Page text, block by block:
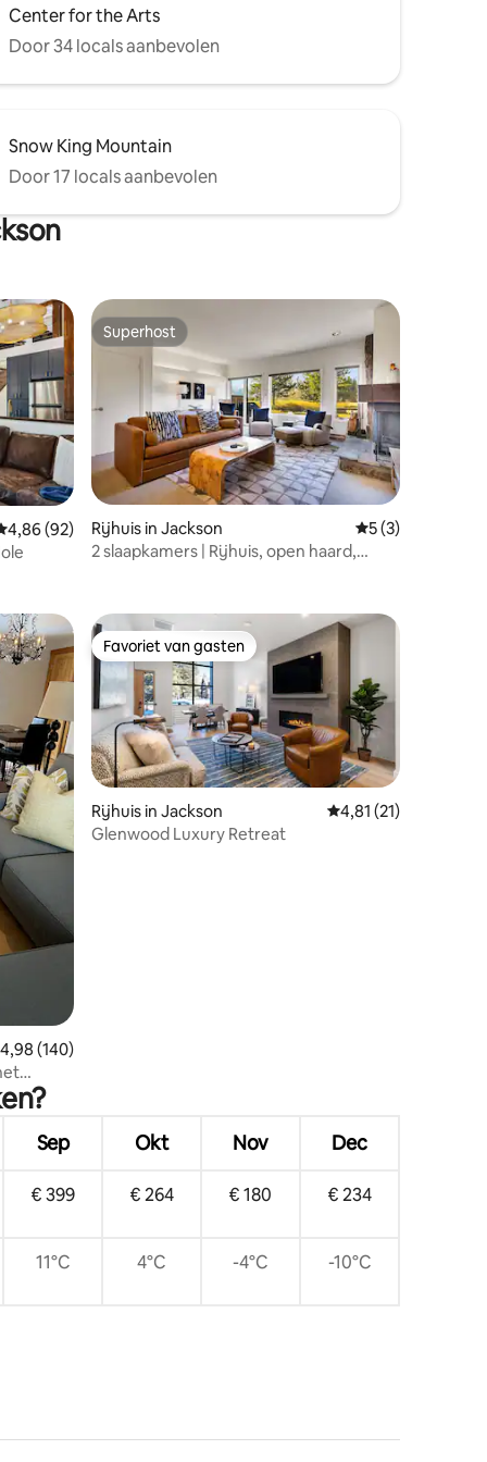
Center for the Arts
Door 34 locals aanbevolen
Snow King Mountain
Door 17 locals aanbevolen
beoordeling van 4,86 op 5, 92 recensies
4,86 (92)
Superhost
Superhost
Rijhuis in Jackson Gemiddelde
5 (3)
2 slaapkamers | Rijhuis, open haard,
beoordeling van 4,98 op 5, 140 recensies
4,98 (140)
Favoriet van gasten
Favoriet van gasten
Rijhuis in Jackson Gemiddelde
4,81 (21)
Glenwood Luxury Retreat
Sep Okt Nov Dec
€ 399 € 264 € 180 € 234
11°C 4°C -4°C -10°C